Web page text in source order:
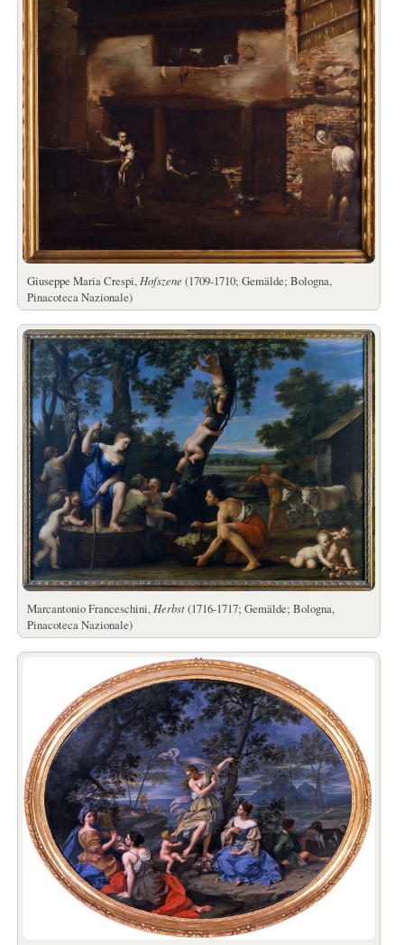
Giuseppe Maria Crespi, Hofszene (1709-1710; Gemälde; Bologna,
Pinacoteca Nazionale)
Marcantonio Franceschini, Herbst(1716-1717; Gemälde; Bologna,
Pinacoteca Nazionale)